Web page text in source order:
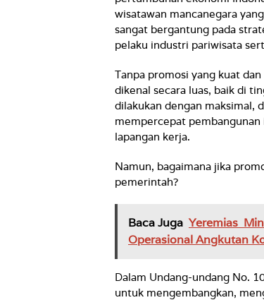
wisatawan mancanegara
sangat bergantung pada
pelaku industri pariwisata
Tanpa promosi yang kuat
dikenal secara luas, baik di
dilakukan dengan maksimal,
mempercepat
lapangan kerja.
Namun, bagaimana jika
pemerintah?
Baca Juga Yeremias
Operasional Angkutan
Dalam Undang-undang No.
untuk mengembangkan,